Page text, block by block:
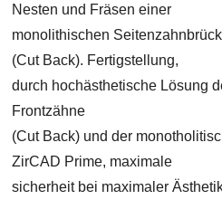
Nesten und Fräsen einer
monolithischen
(Cut Back). Fertigstellung,
durch hochästhetische Lösung
Frontzähne
(Cut Back) und der
ZirCAD Prime, maximale
sicherheit bei maximaler